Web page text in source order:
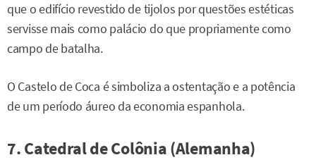
que o edifício revestido de tijolos por questões estéticas
servisse mais como palácio do que propriamente como
campo de batalha.
O Castelo de Coca é simboliza a ostentação e a potência
de um período áureo da economia espanhola.
7. Catedral de Colônia (Alemanha)